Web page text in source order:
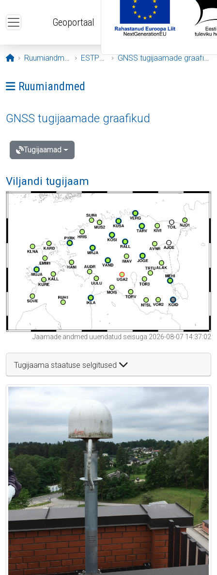
Geoportaal
Avaleht
Ruumiandmed ESTPOS GNSS tugijaamade graafikud
Ava menüü: Ruumiandmed
Ruumiandmed
GNSS tugijaamade graafikud
Tugijaamad
Viljandi tugijaam
Jaamade andmed uuendatud seisuga 2026-08-07 14:37:02
Tugijaama staatuse selgitused